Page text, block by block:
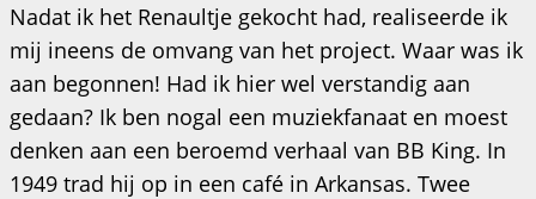
Nadat ik het Renaultje gekocht had, realiseerde ik
mij ineens de omvang van het project. Waar was ik
aan begonnen! Had ik hier wel verstandig aan
gedaan? Ik ben nogal een muziekfanaat en moest
denken aan een beroemd verhaal van BB King. In
1949 trad hij op in een café in Arkansas. Twee